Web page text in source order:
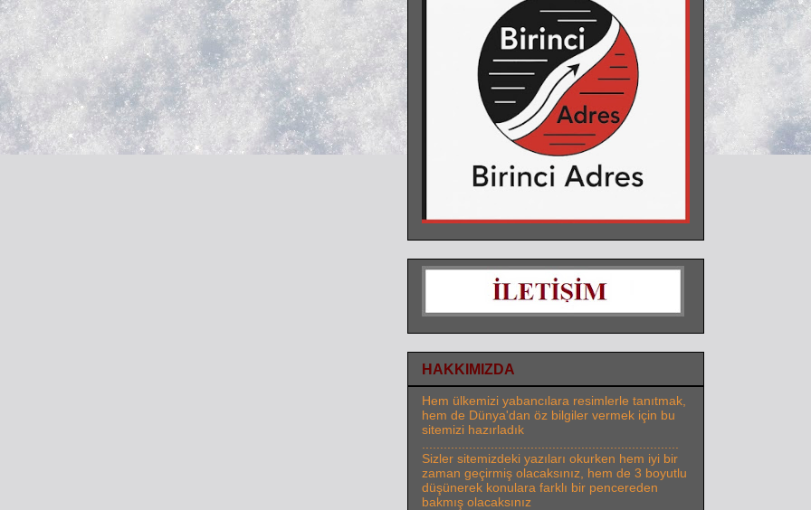
HAKKIMIZDA
Hem ülkemizi yabancılara resimlerle tanıtmak,
hem de Dünya'dan öz bilgiler vermek için bu
sitemizi hazırladık
Sizler sitemizdeki yazıları okurken hem iyi bir
zaman geçirmiş olacaksınız, hem de 3 boyutlu
düşünerek konulara farklı bir pencereden
bakmış olacaksınız